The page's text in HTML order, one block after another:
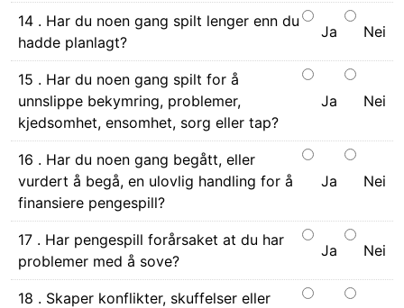
14 . Har du noen gang spilt lenger enn du
hadde planlagt?
Ja Nei
15 . Har du noen gang spilt for å
unnslippe bekymring, problemer,
kjedsomhet, ensomhet, sorg eller tap?
Ja Nei
16 . Har du noen gang begått, eller
vurdert å begå, en ulovlig handling for å
finansiere pengespill?
Ja Nei
17 . Har pengespill forårsaket at du har
problemer med å sove?
Ja Nei
18 . Skaper konflikter, skuffelser eller